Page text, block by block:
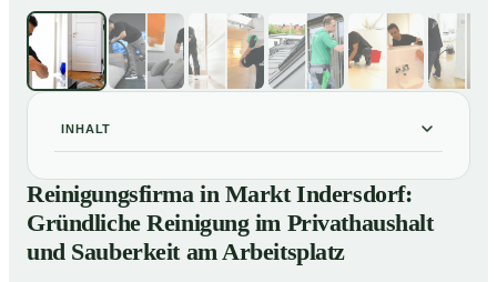
INHALT
01Reinigungsfirma in Markt Indersdorf: Gründliche
Reinigung im Privathaushalt und Sauberkeit am
Arbeitsplatz
02So arbeitet eine Reinigungsfirma in Markt Indersdorf
Reinigungsfirma in Markt Indersdorf:
Gründliche Reinigung im Privathaushalt
und Sauberkeit am Arbeitsplatz